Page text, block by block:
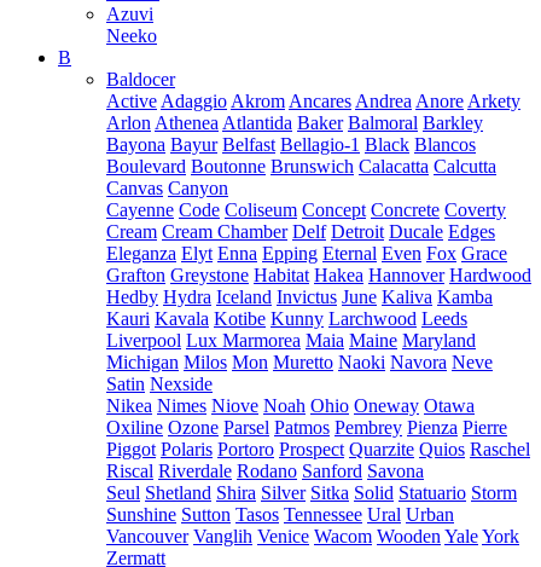
Azuvi
Neeko
B
Baldocer
Active Adaggio Akrom Ancares Andrea Anore Arkety
Arlon Athenea Atlantida Baker Balmoral Barkley
Bayona Bayur Belfast Bellagio-1 Black Blancos
Boulevard Boutonne Brunswich Calacatta Calcutta
Canvas Canyon
Cayenne Code Coliseum Concept Concrete Coverty
Cream Cream Chamber Delf Detroit Ducale Edges
Eleganza Elyt Enna Epping Eternal Even Fox Grace
Grafton Greystone Habitat Hakea Hannover Hardwood
Hedby Hydra Iceland Invictus June Kaliva Kamba
Kauri Kavala Kotibe Kunny Larchwood Leeds
Liverpool Lux Marmorea Maia Maine Maryland
Michigan Milos Mon Muretto Naoki Navora Neve
Satin Nexside
Nikea Nimes Niove Noah Ohio Oneway Otawa
Oxiline Ozone Parsel Patmos Pembrey Pienza Pierre
Piggot Polaris Portoro Prospect Quarzite Quios Raschel
Riscal Riverdale Rodano Sanford Savona
Seul Shetland Shira Silver Sitka Solid Statuario Storm
Sunshine Sutton Tasos Tennessee Ural Urban
Vancouver Vanglih Venice Wacom Wooden YaleYork
Zermatt